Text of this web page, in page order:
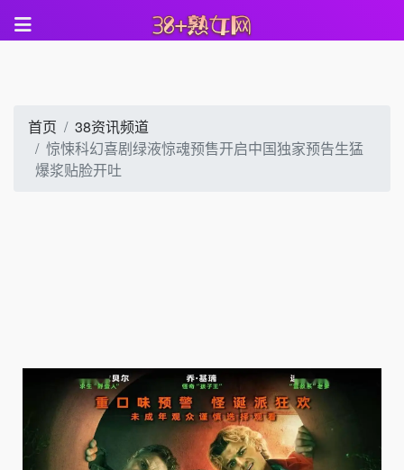
首页
38资讯频道
惊悚科幻喜剧绿液惊魂预售开启中国独家预告生猛
爆浆贴脸开吐